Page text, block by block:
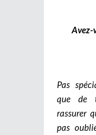
Avez-
Pas
que de
rassurer
pas